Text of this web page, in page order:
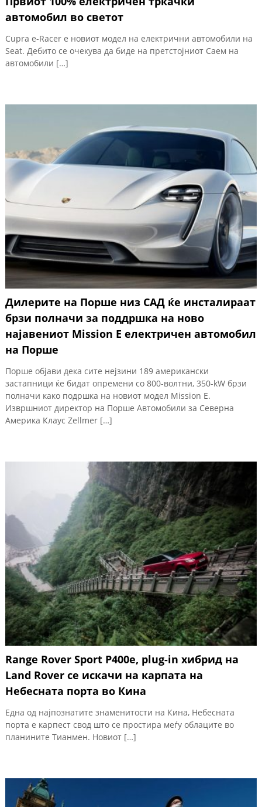
автомобил во светот
Cupra e-Racer е новиот модел на електрични автомобили на
Seat. Дебито се очекува да биде на претстојниот Саем на
автомобили […]
Дилерите на Порше низ САД ќе инсталираат
брзи полначи за поддршка на ново
најавениот Mission Е електричен автомобил
на Порше
Порше објави дека сите нејзини 189 американски
застапници ќе бидат опремени со 800-волтни, 350-kW брзи
полначи како подршка на новиот модел Mission E.
Извршниот директор на Порше Автомобили за Северна
Америка Клаус Zellmer […]
Range Rover Sport P400e, plug-in хибрид на
Land Rover се искачи на карпата на
Небесната порта во Кина
Една од најпознатите знаменитости на Кина, Небесната
порта е карпест свод што се простира меѓу облаците во
планините Тианмен. Новиот […]